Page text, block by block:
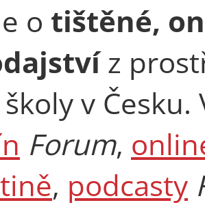
o tištěné,
z
v
Forum,
, podcasty